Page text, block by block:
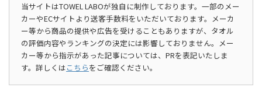
当サイトはTOWEL LABOが独自に制作しております。一部のメー
カーやECサイトより送客手数料をいただいております。メーカ
ー等から商品の提供や広告を受けることもありますが、タオル
の評価内容やランキングの決定には影響しておりません。メー
カー等から指示があった記事については、PRを表記いたしま
す。詳しくはこちらをご確認ください。